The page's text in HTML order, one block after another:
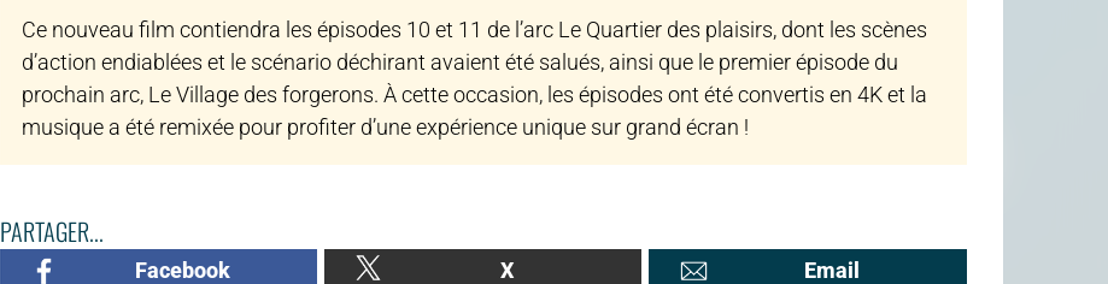
Ce nouveau film contiendra les épisodes 10 et 11 de l’arc Le Quartier des plaisirs, dont les scènes
d’action endiablées et le scénario déchirant avaient été salués, ainsi que le premier épisode du
prochain arc, Le Village des forgerons. À cette occasion, les épisodes ont été convertis en 4K et la
musique a été remixée pour profiter d’une expérience unique sur grand écran !
PARTAGER...
Facebook X Email